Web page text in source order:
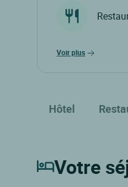
voir plus
Hôtel
Votre